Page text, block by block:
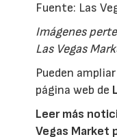
Fuente: Las
Imágenes
Las Vegas
Pueden
página web de
Leer más
Vegas Market